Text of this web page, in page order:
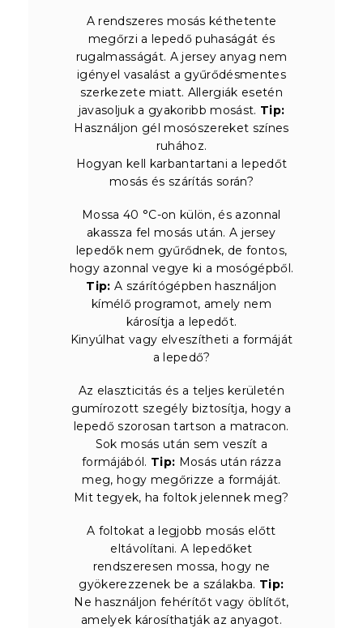
A rendszeres mosás kéthetente
megőrzi a lepedő puhaságát és
rugalmasságát. A jersey anyag nem
igényel vasalást a gyűrődésmentes
szerkezete miatt. Allergiák esetén
javasoljuk a gyakoribb mosást. Tip:
Használjon gél mosószereket színes
ruhához.
Hogyan kell karbantartani a lepedőt
mosás és szárítás során?
Mossa 40 °C-on külön, és azonnal
akassza fel mosás után. A jersey
lepedők nem gyűrődnek, de fontos,
hogy azonnal vegye ki a mosógépből.
Tip: A szárítógépben használjon
kímélő programot, amely nem
károsítja a lepedőt.
Kinyúlhat vagy elveszítheti a formáját
a lepedő?
Az elaszticitás és a teljes kerületén
gumírozott szegély biztosítja, hogy a
lepedő szorosan tartson a matracon.
Sok mosás után sem veszít a
formájából. Tip: Mosás után rázza
meg, hogy megőrizze a formáját.
Mit tegyek, ha foltok jelennek meg?
A foltokat a legjobb mosás előtt
eltávolítani. A lepedőket
rendszeresen mossa, hogy ne
gyökerezzenek be a szálakba. Tip:
Ne használjon fehérítőt vagy öblítőt,
amelyek károsíthatják az anyagot.